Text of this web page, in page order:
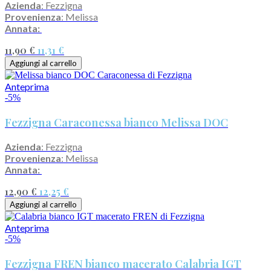
Azienda: Fezzigna
Provenienza: Melissa
Annata:
11,90 € 11,31 €
Aggiungi al carrello
Anteprima
-5%
Fezzigna Caraconessa bianco Melissa DOC
Azienda: Fezzigna
Provenienza: Melissa
Annata:
12,90 € 12,25 €
Aggiungi al carrello
Anteprima
-5%
Fezzigna FREN bianco macerato Calabria IGT